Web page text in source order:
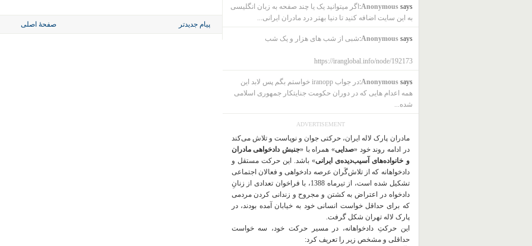
پیام جدیدتر صفحهٔ اصلی
Anonymoussays:
اگر میتوانید یک یا چند صفحه به زبان انگلیسی
به این سایت اضافه کنید تا دنیا بهتر درد مادران ایرانی...
Anonymoussays: شبی از شب های هزار و یک شب
https://iranglobal.info/node/192173
Anonymoussays:
در جواب iranopp خواستم بگم پس لابد این
همه اعدام هایی که در دوران حکومت جنایتکار جمهوری اسلامی
شده...
ADVERTISEMENT
مادران پارک لاله ایران، حرکتی جوان و نوپاست و تلاش می‌کند
در ادامه روند خود «صدایی» همراه با «جنبش دادخواهی مادران
و خانواده‌های آسیب‌دیده‌ی ایرانی» باشد. این حرکت مستقل و
دادخواهانه که از تلاش‌گَران عرصه دادخواهی و فعالان اجتماعی
تشکیل شده است، از تیرماه 1388، با فراخوان تعدادی از زنانِ
دادخواه در اعتراض به کشتن و مجروح و زندانی کردن مردمی
که برای حداقل خواست انسانی خود به خیابان آمده بودند، در
پارک لاله تهران شکل گرفت.
این حرکتِ دادخواهانه، در مسیر حرکت خود، سه خواست
حداقلی و مشخص زیر را تعریف کرد: